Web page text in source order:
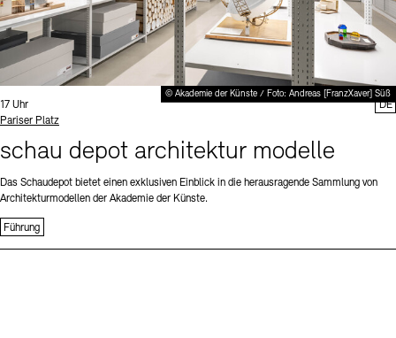
© Akademie der Künste / Foto: Andreas [FranzXaver] Süß
Uhrzeit:
17 Uhr
Standort
Pariser Platz
schau depot architektur modelle
Das Schaudepot bietet einen exklusiven Einblick in die herausragende Sammlung von
Architekturmodellen der Akademie der Künste.
Führung
DE